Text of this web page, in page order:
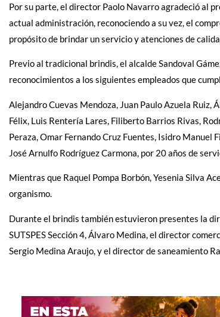
Por su parte, el director Paolo Navarro agradeció al
actual administración, reconociendo a su vez, el
propósito de brindar un servicio y atenciones de
Previo al tradicional brindis, el alcalde Sandoval
reconocimientos a los siguientes empleados que
Alejandro Cuevas Mendoza, Juan Paulo Azuela Ruiz,
Félix, Luis Rentería Lares, Filiberto Barrios Rivas,
Peraza, Omar Fernando Cruz Fuentes, Isidro Manuel
José Arnulfo Rodríguez Carmona, por 20 años de
Mientras que Raquel Pompa Borbón, Yesenia Silva
organismo.
Durante el brindis también estuvieron presentes la
SUTSPES Sección 4, Álvaro Medina, el director
Sergio Medina Araujo, y el director de saneamiento